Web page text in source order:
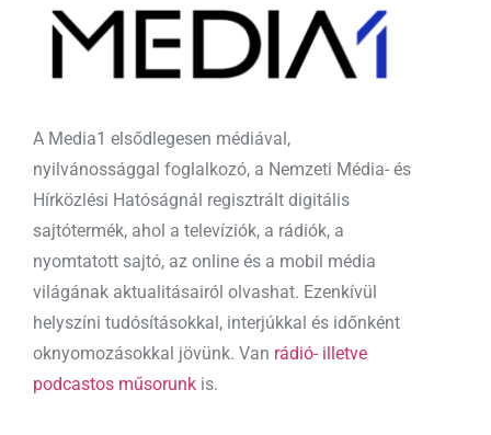
A Media1 elsődlegesen médiával,
nyilvánossággal foglalkozó, a Nemzeti Média- és
Hírközlési Hatóságnál regisztrált digitális
sajtótermék, ahol a televíziók, a rádiók, a
nyomtatott sajtó, az online és a mobil média
világának aktualitásairól olvashat. Ezenkívül
helyszíni tudósításokkal, interjúkkal és időnként
oknyomozásokkal jövünk. Van rádió- illetve
podcastos műsorunk is.